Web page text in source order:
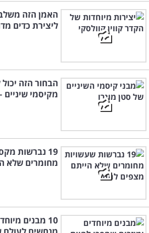
האמן הזה משלב
ליצירת כדים
הבחור הזה
מקיסמי שיניים
19 נברשות
מחומרים שלא
10 מבנים